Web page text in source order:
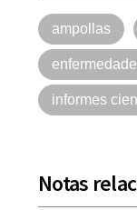
ampollas
informes
Notas